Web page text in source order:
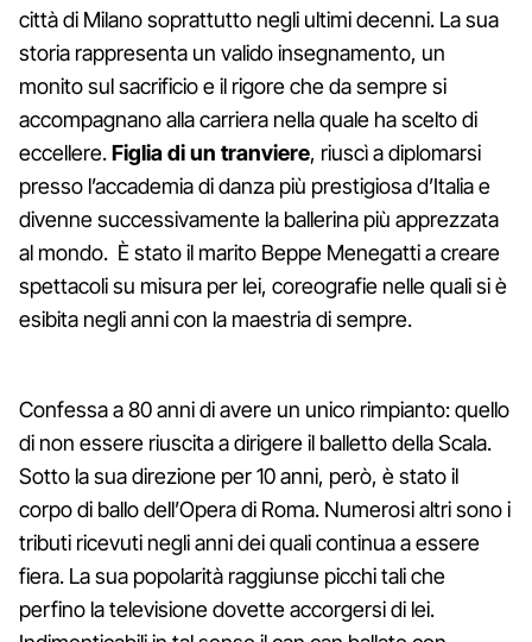
città di Milano soprattutto negli ultimi decenni. La sua
storia rappresenta un valido insegnamento, un
monito sul sacrificio e il rigore che da sempre si
accompagnano alla carriera nella quale ha scelto di
eccellere.Figlia di un tranviere, riuscì a diplomarsi
presso l’accademia di danza più prestigiosa d’Italia e
divenne successivamente la ballerina più apprezzata
al mondo. È stato il marito Beppe Menegatti a creare
spettacoli su misura per lei, coreografie nelle quali si è
esibita negli anni con la maestria di sempre.
Confessa a 80 anni di avere un unico rimpianto: quello
di non essere riuscita a dirigere il balletto della Scala.
Sotto la sua direzione per 10 anni, però, è stato il
corpo di ballo dell’Opera di Roma. Numerosi altri sono i
tributi ricevuti negli anni dei quali continua a essere
fiera. La sua popolarità raggiunse picchi tali che
perfino la televisione dovette accorgersi di lei.